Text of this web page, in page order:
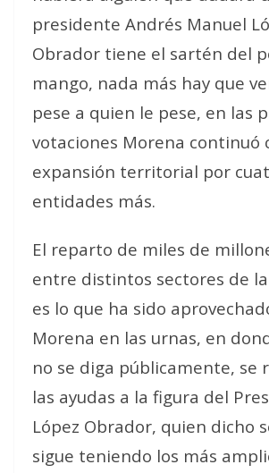
presidente Andrés Manuel
Obrador tiene el sartén del
mango, nada más hay que
pese a quien le pese, en las
votaciones Morena continuó
expansión territorial por
entidades más.
El reparto de miles de
entre distintos sectores de
es lo que ha sido
Morena en las urnas, en
no se diga públicamente, se
las ayudas a la figura del
López Obrador, quien dicho
sigue teniendo los más